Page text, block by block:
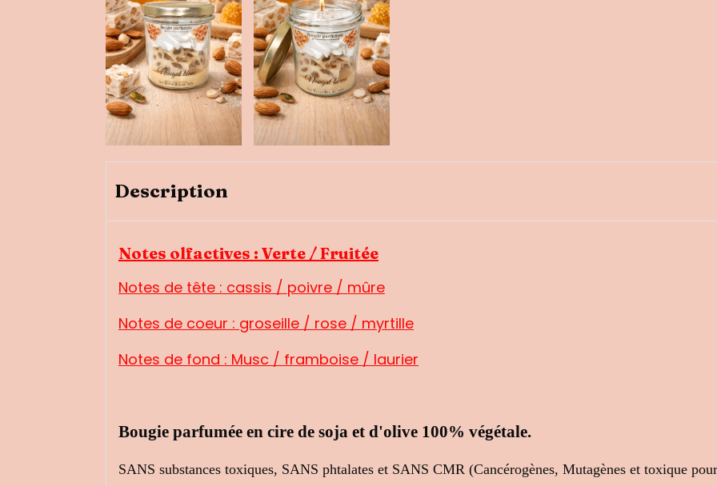
Description
Notes olfactives : Verte / Fruitée
Notes de tête : cassis / poivre / mûre
Notes de coeur : groseille / rose / myrtille
Notes de fond : Musc / framboise / laurier
Bougie parfumée en cire de soja et d'olive 100% végétale.
SANS substances toxiques, SANS phtalates et SANS CMR (Cancérogènes, Mutagènes et toxique